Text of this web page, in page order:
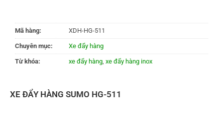
Mã hàng: XDH-HG-511
Chuyên mục: Xe đẩy hàng
Từ khóa: xe đẩy hàng xe đẩy hàng inox
XE ĐẨY HÀNG SUMO HG-511